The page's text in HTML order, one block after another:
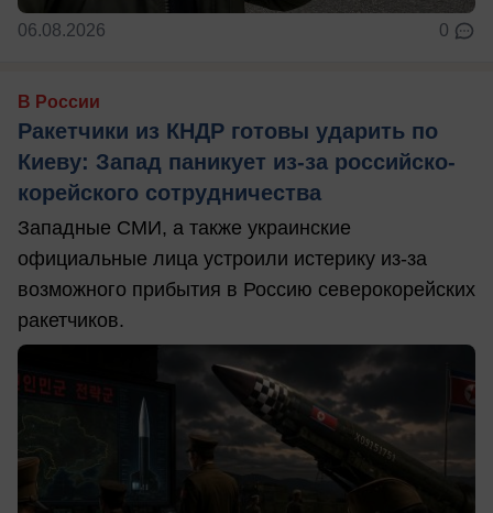
06.08.2026 0
В России
Ракетчики из КНДР готовы ударить по
Киеву: Запад паникует из-за российско-
корейского сотрудничества
Западные СМИ, а также украинские
официальные лица устроили истерику из-за
возможного прибытия в Россию северокорейских
ракетчиков.